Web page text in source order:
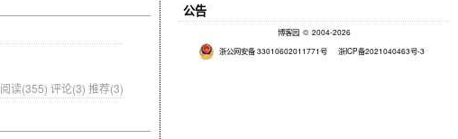
阅读(355) 评论(3) 推荐(3)
公告
博客园© 2004-2026
浙公网安备 33010602011771号
浙ICP备2021040463号-3